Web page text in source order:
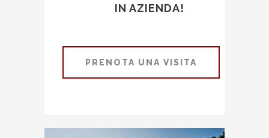
IN AZIENDA!
PRENOTA UNA VISITA